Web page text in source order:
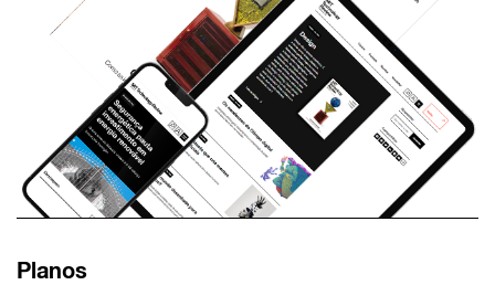
Planos